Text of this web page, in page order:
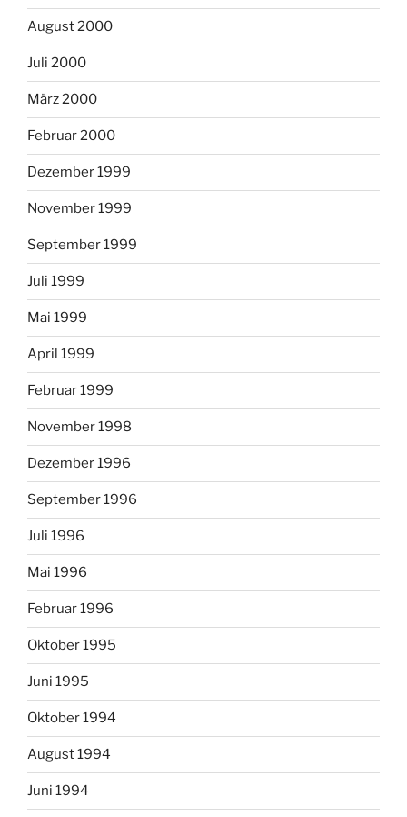
August 2000
Juli 2000
März 2000
Februar 2000
Dezember 1999
November 1999
September 1999
Juli 1999
Mai 1999
April 1999
Februar 1999
November 1998
Dezember 1996
September 1996
Juli 1996
Mai 1996
Februar 1996
Oktober 1995
Juni 1995
Oktober 1994
August 1994
Juni 1994